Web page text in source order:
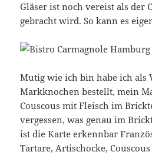
Gläser ist noch vereist als der
gebracht wird. So kann es
Mutig wie ich bin habe ich als
Markknochen bestellt, mein
Couscous mit Fleisch im
vergessen, was genau im
ist die Karte erkennbar
Tartare, Artischocke,